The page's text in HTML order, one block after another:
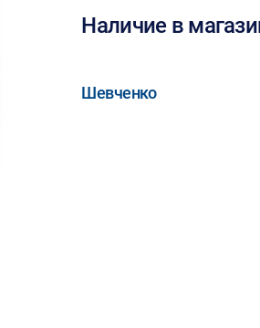
Наличие в
Шевченко